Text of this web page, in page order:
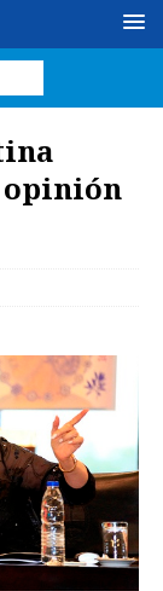
opinión